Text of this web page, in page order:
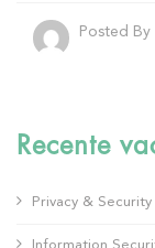
Posted By
Recente
Privacy &